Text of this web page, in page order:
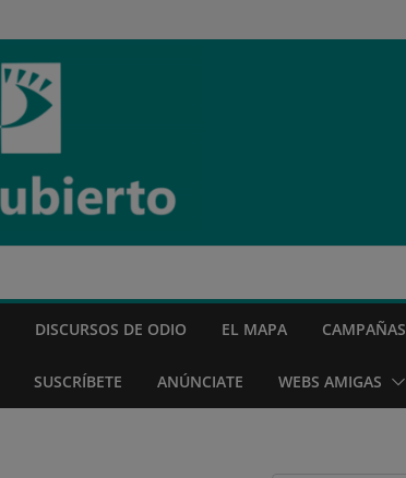
DISCURSOS DE ODIO EL MAPA CAMPAÑAS
SUSCRÍBETE ANÚNCIATE WEBS AMIGAS